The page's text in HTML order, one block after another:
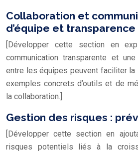
Collaboration et
d’équipe et transparence
[Développer cette section en
communication transparente et
entre les équipes peuvent faciliter la
exemples concrets d’outils et de
la collaboration.]
Gestion des risques :
[Développer cette section en
risques potentiels liés à la